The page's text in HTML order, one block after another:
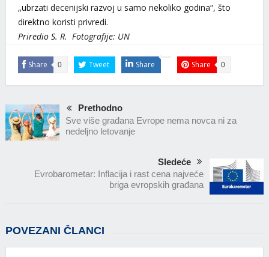
„ubrzati decenijski razvoj u samo nekoliko godina“, što
direktno koristi privredi.
Priredio S. R. Fotografije: UN
Share 0 Tweet Share Share 0
Prethodno
Sve više građana Evrope nema novca ni za
nedeljno letovanje
Sledeće
Evrobarometar: Inflacija i rast cena najveće
briga evropskih građana
POVEZANI ČLANCI